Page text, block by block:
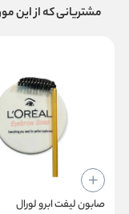
مشتریانی که از این
صابون لیفت ابرو لورال